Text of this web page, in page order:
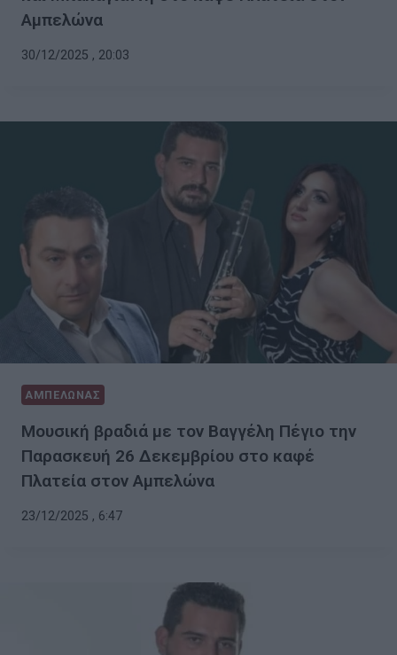
Αμπελώνα
30/12/2025 , 20:03
ΑΜΠΕΛΩΝΑΣ
Μουσική βραδιά με τον Βαγγέλη Πέγιο την
Παρασκευή 26 Δεκεμβρίου στο καφέ
Πλατεία στον Αμπελώνα
23/12/2025 , 6:47